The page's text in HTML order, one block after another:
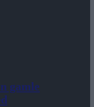
gamle